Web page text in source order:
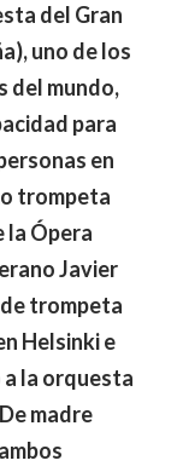
del Gran
uno de los
del mundo,
para
en
trompeta
la Ópera
Javier
trompeta
Helsinki e
la orquesta
madre